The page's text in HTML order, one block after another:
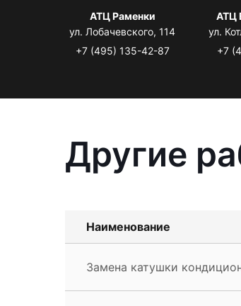
АТЦ Раменки
ул. Лобачевского, 114
+7 (495) 135-42-87
АТЦ
ул.
+7
Другие
Наименование
Замена катушки